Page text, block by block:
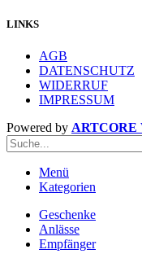
LINKS
AGB
DATENSCHUTZ
WIDERRUF
IMPRESSUM
Powered by ARTCORE
Menü
Kategorien
Geschenke
Anlässe
Empfänger